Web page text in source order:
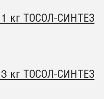
кг ТОСОЛ-СИНТЕЗ
кг ТОСОЛ-СИНТЕЗ